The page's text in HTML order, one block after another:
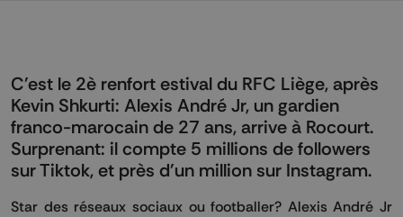
C'est le 2è renfort estival du RFC Liège, après
Kevin Shkurti: Alexis André Jr, un gardien
franco-marocain de 27 ans, arrive à Rocourt.
Surprenant: il compte 5 millions de followers
sur Tiktok, et près d'un million sur Instagram.
Star des réseaux sociaux ou footballer? Alexis André Jr